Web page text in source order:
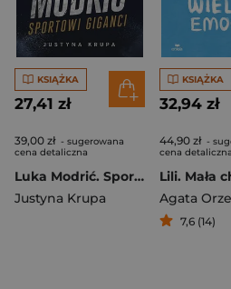
KSIĄŻKA
27,41 zł
39,00 zł - sugerowana
cena detaliczna
Luka Modrić. Sportowi giganci
Justyna Krupa
KSIĄŻKA
32,94 zł
44,90 zł -
cena detaliczna
Agata
7,6 (14)